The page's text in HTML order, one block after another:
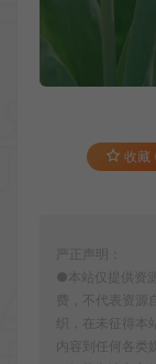
收藏
严正声明：
●本站仅提供资
费，不代表资
织，在未征得本
内容到任何各类